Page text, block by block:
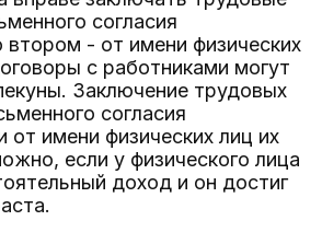
согласия
втором - от имени физических
с работниками могут
Заключение трудовых
согласия
от имени физических лиц их
если у физического лица
доход и он достиг